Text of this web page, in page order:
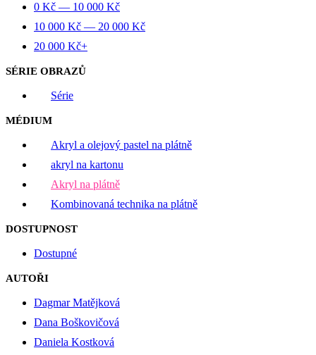
0 Kč — 10 000 Kč
10 000 Kč — 20 000 Kč
20 000 Kč+
SÉRIE OBRAZŮ
Série
MÉDIUM
Akryl a olejový pastel na plátně
akryl na kartonu
Akryl na plátně
Kombinovaná technika na plátně
DOSTUPNOST
Dostupné
AUTOŘI
Dagmar Matějková
Dana Boškovičová
Daniela Kostková